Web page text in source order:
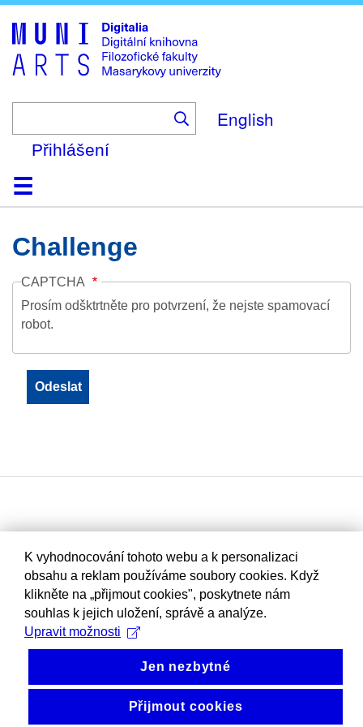
to
main
content
English
Přihlášení
DomůKolekce
Prohlížení
Vyhledávání
O platformě
Nápověda
KontaktDigitalia
Challenge
CAPTCHA
Prosím odšktrtněte pro potvrzení, že nejste spamovací
robot.
K vyhodnocování tohoto webu a k personalizaci
obsahu a reklam používáme soubory cookies. Když
klikněte na „přijmout cookies", poskytnete nám
souhlas k jejich uložení, správě a analýze.
Upravit možnosti
Jen nezbytné
Přijmout cookies